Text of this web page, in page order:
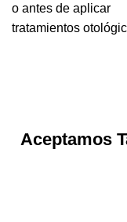
o antes de aplicar
tratamientos
Aceptamos